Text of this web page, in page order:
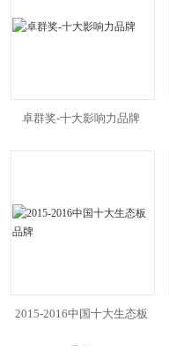
卓群奖-十大影响力品牌
2015-2016中国十大生态板